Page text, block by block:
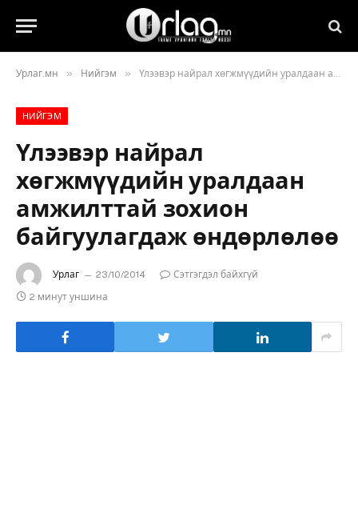
Урлаг.мн » Нийгэм » Үлээвэр найрал хөгжмүүдийн уралдаан амжилттай зохион байгуулагдаж өндөрлөлөө
НИЙГЭМ
Үлээвэр найрал
хөгжмүүдийн уралдаан
амжилттай зохион
байгуулагдаж өндөрлөлөө
Урлаг 23/10/2014
Сэтгэгдэл байхгүй
2 минут уншина